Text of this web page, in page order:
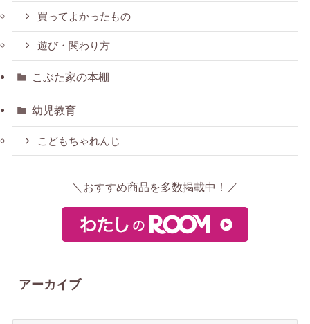
買ってよかったもの
遊び・関わり方
こぶた家の本棚
幼児教育
こどもちゃれんじ
＼おすすめ商品を多数掲載中！／
アーカイブ